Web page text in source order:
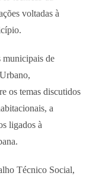
voltadas à
municipais de
os temas discutidos
a
ligados à
Técnico Social,